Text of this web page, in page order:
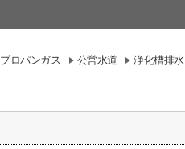
プロパンガス 公営水道 浄化槽排水